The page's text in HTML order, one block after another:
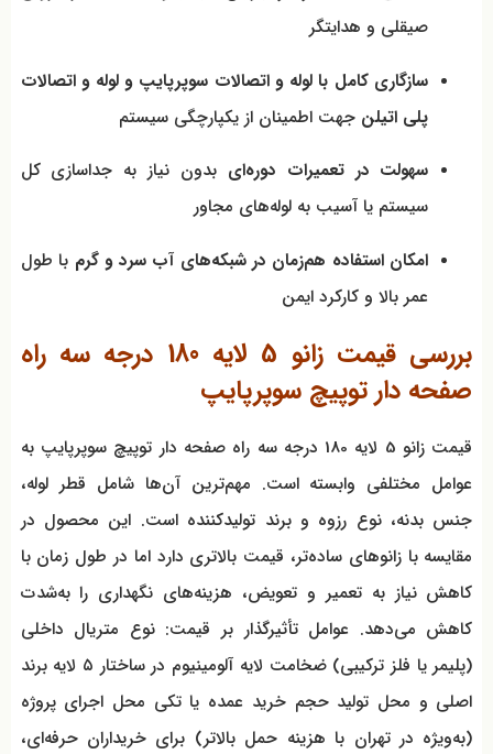
صیقلی و هدایتگر
سازگاری کامل با لوله و اتصالات سوپرپایپ و لوله و اتصالات
پلی اتیلن جهت اطمینان از یکپارچگی سیستم
سهولت در تعمیرات دوره‌ای بدون نیاز به جداسازی کل
سیستم یا آسیب به لوله‌های مجاور
امکان استفاده هم‌زمان در شبکه‌های آب سرد و گرم با طول
عمر بالا و کارکرد ایمن
بررسی قیمت زانو 5 لایه 180 درجه سه راه
صفحه دار توپیچ سوپرپایپ
قیمت زانو 5 لایه 180 درجه سه راه صفحه دار توپیچ سوپرپایپ به
عوامل مختلفی وابسته است. مهم‌ترین آن‌ها شامل قطر لوله،
جنس بدنه، نوع رزوه و برند تولیدکننده است. این محصول در
مقایسه با زانوهای ساده‌تر، قیمت بالاتری دارد اما در طول زمان با
کاهش نیاز به تعمیر و تعویض، هزینه‌های نگهداری را به‌شدت
کاهش می‌دهد. عوامل تأثیرگذار بر قیمت: نوع متریال داخلی
(پلیمر یا فلز ترکیبی) ضخامت لایه آلومینیوم در ساختار ۵ لایه برند
اصلی و محل تولید حجم خرید عمده یا تکی محل اجرای پروژه
(به‌ویژه در تهران با هزینه حمل بالاتر) برای خریداران حرفه‌ای،